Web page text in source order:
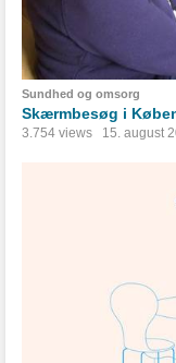
Sundhed og omsorg
Skærmbesøg i
3.754 views 15. august